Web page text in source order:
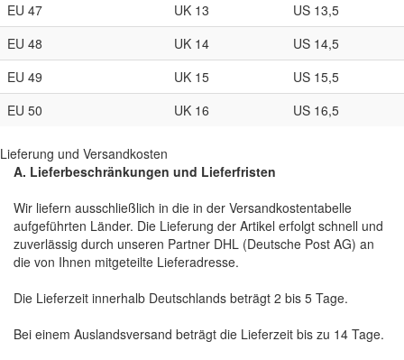
EU 47
UK 13
US 13,5
EU 48
UK 14
US 14,5
EU 49
UK 15
US 15,5
EU 50
UK 16 US 16,5
Lieferung und Versandkosten
A. Lieferbeschränkungen und Lieferfristen
Wir liefern ausschließlich in die in der Versandkostentabelle
aufgeführten Länder. Die Lieferung der Artikel erfolgt schnell und
zuverlässig durch unseren Partner DHL (Deutsche Post AG) an
die von Ihnen mitgeteilte Lieferadresse.
Die Lieferzeit innerhalb Deutschlands beträgt 2 bis 5 Tage.
Bei einem Auslandsversand beträgt die Lieferzeit bis zu 14 Tage.